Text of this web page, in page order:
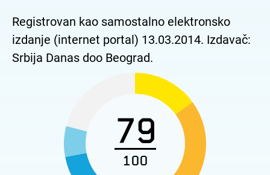
Registrovan kao samostalno elektronsko
izdanje (internet portal) 13.03.2014. Izdavač:
Srbija Danas doo Beograd.
79
100